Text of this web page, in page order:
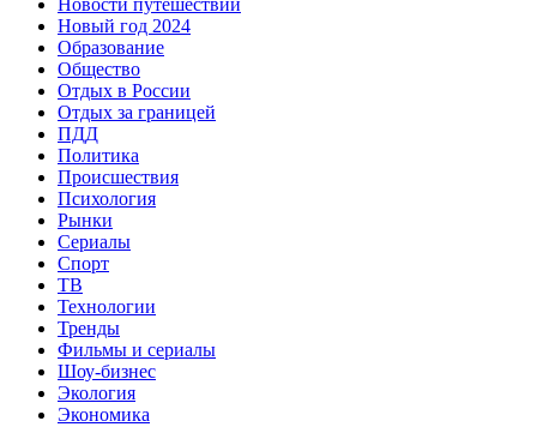
Новости путешествий
Новый год 2024
Образование
Общество
Отдых в России
Отдых за границей
ПДД
Политика
Происшествия
Психология
Рынки
Сериалы
Спорт
ТВ
Технологии
Тренды
Фильмы и сериалы
Шоу-бизнес
Экология
Экономика